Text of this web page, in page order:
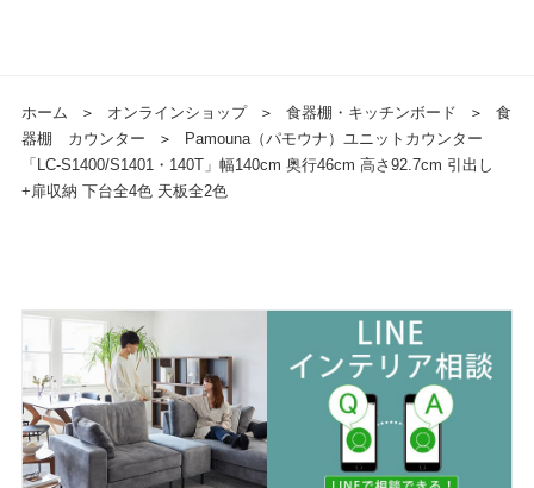
ホーム ＞ オンラインショップ ＞ 食器棚・キッチンボード ＞
食
器棚 カウンター
＞
Pamouna（パモウナ）ユニットカウンター
「LC-S1400/S1401・140T」幅140cm 奥行46cm 高さ92.7cm 引出し
+扉収納 下台全4色 天板全2色